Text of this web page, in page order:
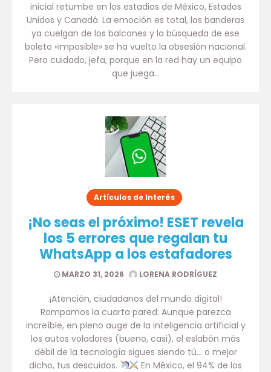
inicial retumbe en los estadios de México, Estados
Unidos y Canadá. La emoción es total, las banderas
ya cuelgan de los balcones y la búsqueda de ese
boleto «imposible» se ha vuelto la obsesión nacional.
Pero cuidado, jefa, porque en la red hay un equipo
que juega…
Artículos de Interés
¡No seas el próximo! ESET revela
los 5 errores que regalan tu
WhatsApp a los estafadores
MARZO 31, 2026 LORENA RODRÍGUEZ
¡Atención, ciudadanos del mundo digital!
Rompamos la cuarta pared: Aunque parezca
increíble, en pleno auge de la inteligencia artificial y
los autos voladores (bueno, casi), el eslabón más
débil de la tecnología sigues siendo tú… o mejor
dicho, tus descuidos.
En México, el 94% de los